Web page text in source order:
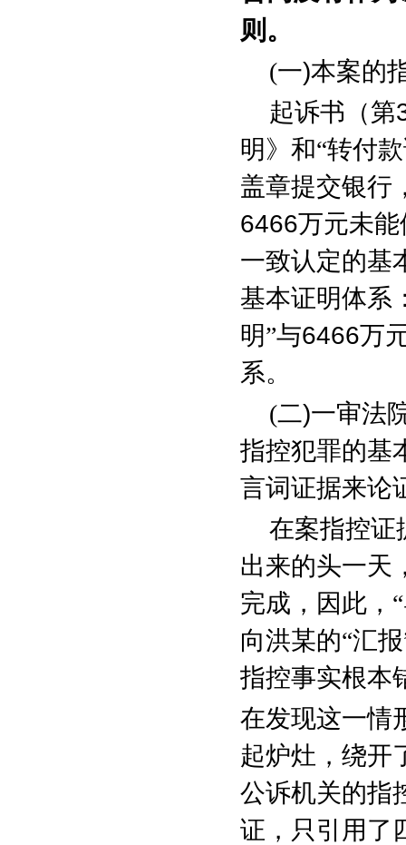
则。
(一)本案的
起诉书（第
明》和“转付
盖章提交银行
6466万元未
一致认定的基
基本证明体系
明”与6466万
系。
(二)一审法
指控犯罪的基
言词证据来论
在案指控证
出来的头一天
完成，因此，
向洪某的“汇
指控事实根本
在发现这一情
起炉灶，绕开
公诉机关的指
证，只引用了